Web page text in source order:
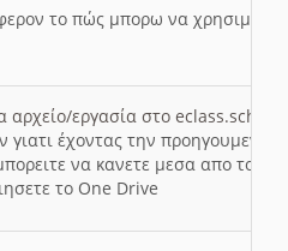
το πώς μπορω να
εργασία στο eclass.sch.gr
γιατι έχοντας την
να κανετε μεσα απο το
το One Drive